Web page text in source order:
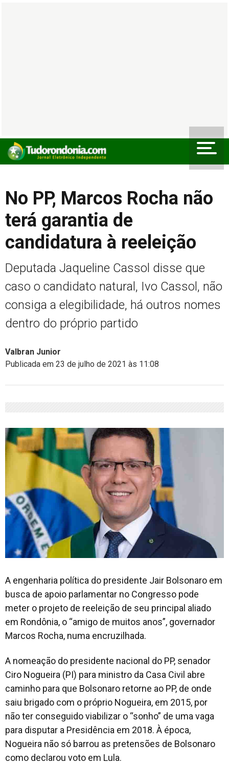
No PP, Marcos Rocha não
terá garantia de
candidatura à reeleição
Deputada Jaqueline Cassol disse que
caso o candidato natural, Ivo Cassol, não
consiga a elegibilidade, há outros nomes
dentro do próprio partido
Valbran Junior
Publicada em 23 de julho de 2021 às 11:08
A engenharia política do presidente Jair Bolsonaro em
busca de apoio parlamentar no Congresso pode
meter o projeto de reeleição de seu principal aliado
em Rondônia, o “amigo de muitos anos”, governador
Marcos Rocha, numa encruzilhada.
A nomeação do presidente nacional do PP, senador
Ciro Nogueira (PI) para ministro da Casa Civil abre
caminho para que Bolsonaro retorne ao PP, de onde
saiu brigado com o próprio Nogueira, em 2015, por
não ter conseguido viabilizar o “sonho” de uma vaga
para disputar a Presidência em 2018. À época,
Nogueira não só barrou as pretensões de Bolsonaro
como declarou voto em Lula.